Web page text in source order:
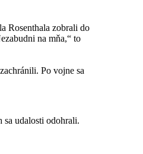
Rosenthala zobrali do
na mňa,“ to
Po vojne sa
udalosti odohrali.